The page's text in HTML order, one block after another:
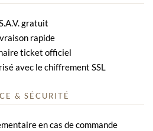
gratuit
rapide
ticket officiel
avec le chiffrement SSL
& SÉCURITÉ
en cas de commande